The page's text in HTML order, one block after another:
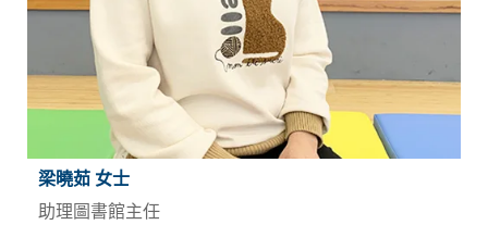
梁曉茹 女士
助理圖書館主任